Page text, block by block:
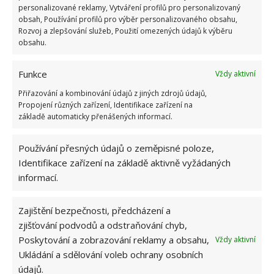
personalizované reklamy, Vytváření profilů pro personalizovaný
obsah, Používání profilů pro výběr personalizovaného obsahu,
Rozvoj a zlepšování služeb, Použití omezených údajů k výběru
obsahu.
Funkce
Vždy aktivní
Přiřazování a kombinování údajů z jiných zdrojů údajů,
Propojení různých zařízení, Identifikace zařízení na
základě automaticky přenášených informací.
Používání přesných údajů o zeměpisné poloze,
Identifikace zařízení na základě aktivně vyžádaných
informací.
Zajištění bezpečnosti, předcházení a
zjišťování podvodů a odstraňování chyb,
Poskytování a zobrazování reklamy a obsahu,
Ukládání a sdělování voleb ochrany osobních
údajů.
Vždy aktivní